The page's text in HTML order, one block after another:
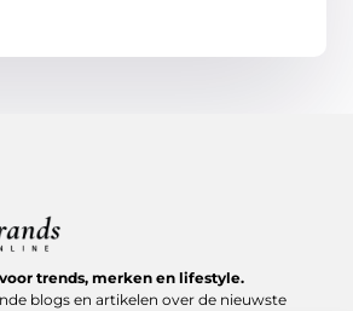
trends, merken en lifestyle.
blogs en artikelen over de nieuwste